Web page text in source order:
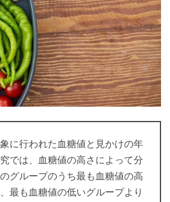
に行われた血糖値と見かけの年
では、血糖値の高さによって分
グループのうち最も血糖値の高
最も血糖値の低いグループより